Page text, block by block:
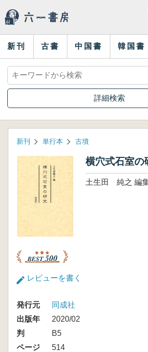
新刊 古書 中国書 韓国書
詳細検索
新刊 単行本 古墳
横穴式石室の
土生田 純之 編
レビューを書く
発行元
同成社
出版年
2020/02
判
B5
ページ
514